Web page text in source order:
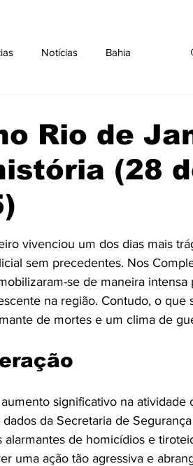
Notícias Bahia
Eventos Fotos
Rio de
(28
vivenciou um dos dias mais
sem precedentes. Nos
se de maneira intensa
na região. Contudo, o que
de mortes e um clima de
significativo na atividade
da Secretaria de
de homicídios e
uma ação tão agressiva e